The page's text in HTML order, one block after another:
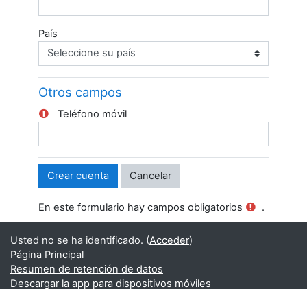
País
Otros campos
Teléfono móvil
En este formulario hay campos obligatorios .
Usted no se ha identificado. (Acceder)
Página Principal
Resumen de retención de datos
Descargar la app para dispositivos móviles